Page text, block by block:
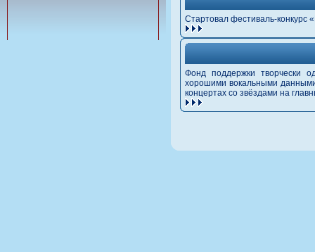
Стартовал фестиваль-конкурс
Фонд поддержки творчески
хорошими вокальными данными
концертах со звёздами на